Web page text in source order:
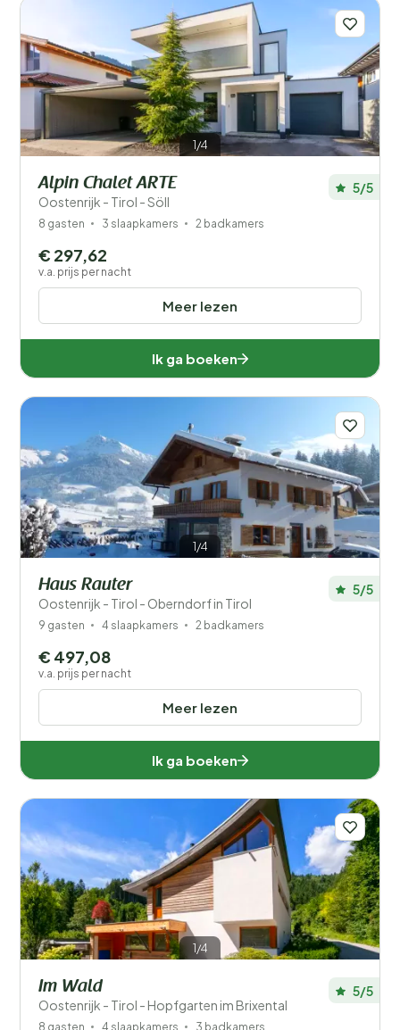
1/4
Alpin Chalet ARTE
Oostenrijk - Tirol - Söll
5/5
8 gasten 3 slaapkamers 2 badkamers
Meer lezen
€ 297,62
v.a. prijs per nacht
Ik ga boeken
1/4
Haus Rauter
Oostenrijk - Tirol - Oberndorf in Tirol
5/5
9 gasten 4 slaapkamers 2 badkamers
Meer lezen
€ 497,08
v.a. prijs per nacht
Ik ga boeken
1/4
Im Wald
Oostenrijk - Tirol - Hopfgarten im Brixental
5/5
8 gasten 4 slaapkamers 3 badkamers